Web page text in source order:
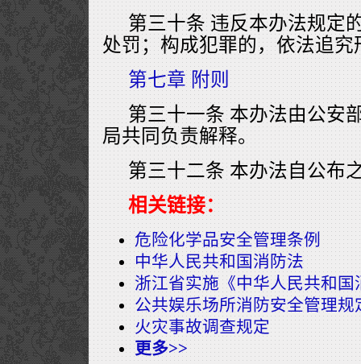
第三十条 违反本办法规定
处罚；构成犯罪的，依法追究
第七章 附则
第三十一条 本办法由公安
局共同负责解释。
第三十二条 本办法自公布
相关链接：
危险化学品安全管理条例
中华人民共和国消防法
浙江省实施《中华人民共和国
公共娱乐场所消防安全管理规
火灾事故调查规定
更多>>